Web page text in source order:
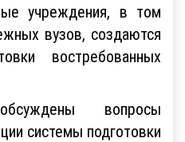
учреждения, в том
вузов, создаются
востребованных
вопросы
системы подготовки